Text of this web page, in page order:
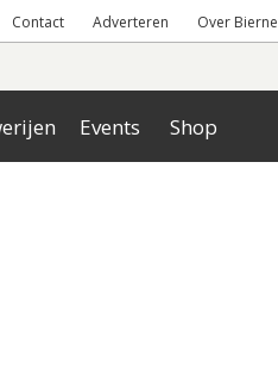
Contact Adverteren Over
Events Shop